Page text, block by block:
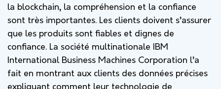
la blockchain, la compréhension et la confiance
sont très importantes. Les clients doivent s’assurer
que les produits sont fiables et dignes de
confiance. La société multinationale IBM
International Business Machines Corporation l’a
fait en montrant aux clients des données précises